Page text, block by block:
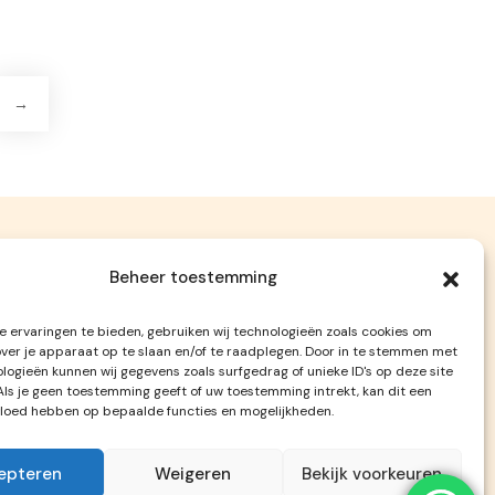
Beheer toestemming
ervaringen te bieden, gebruiken wij technologieën zoals cookies om
je apparaat op te slaan en/of te raadplegen. Door in te stemmen met
kunnen wij gegevens zoals surfgedrag of unieke ID's op deze site
je geen toestemming geeft of uw toestemming intrekt, kan dit een
hebben op bepaalde functies en mogelijkheden.
Weigeren Bekijk voorkeuren
→
Badweg 89, 3151 AH Hoek van Holland
06-17138362
info@beachgiftshop.nl